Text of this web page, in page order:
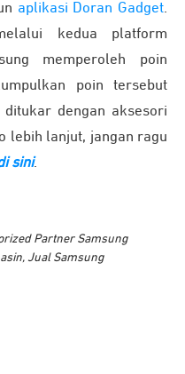
aplikasi Doran Gadget.
kedua platform
memperoleh poin
poin tersebut
dengan aksesori
lebih lanjut, jangan ragu
sini.
Partner Samsung
, Jual Samsung